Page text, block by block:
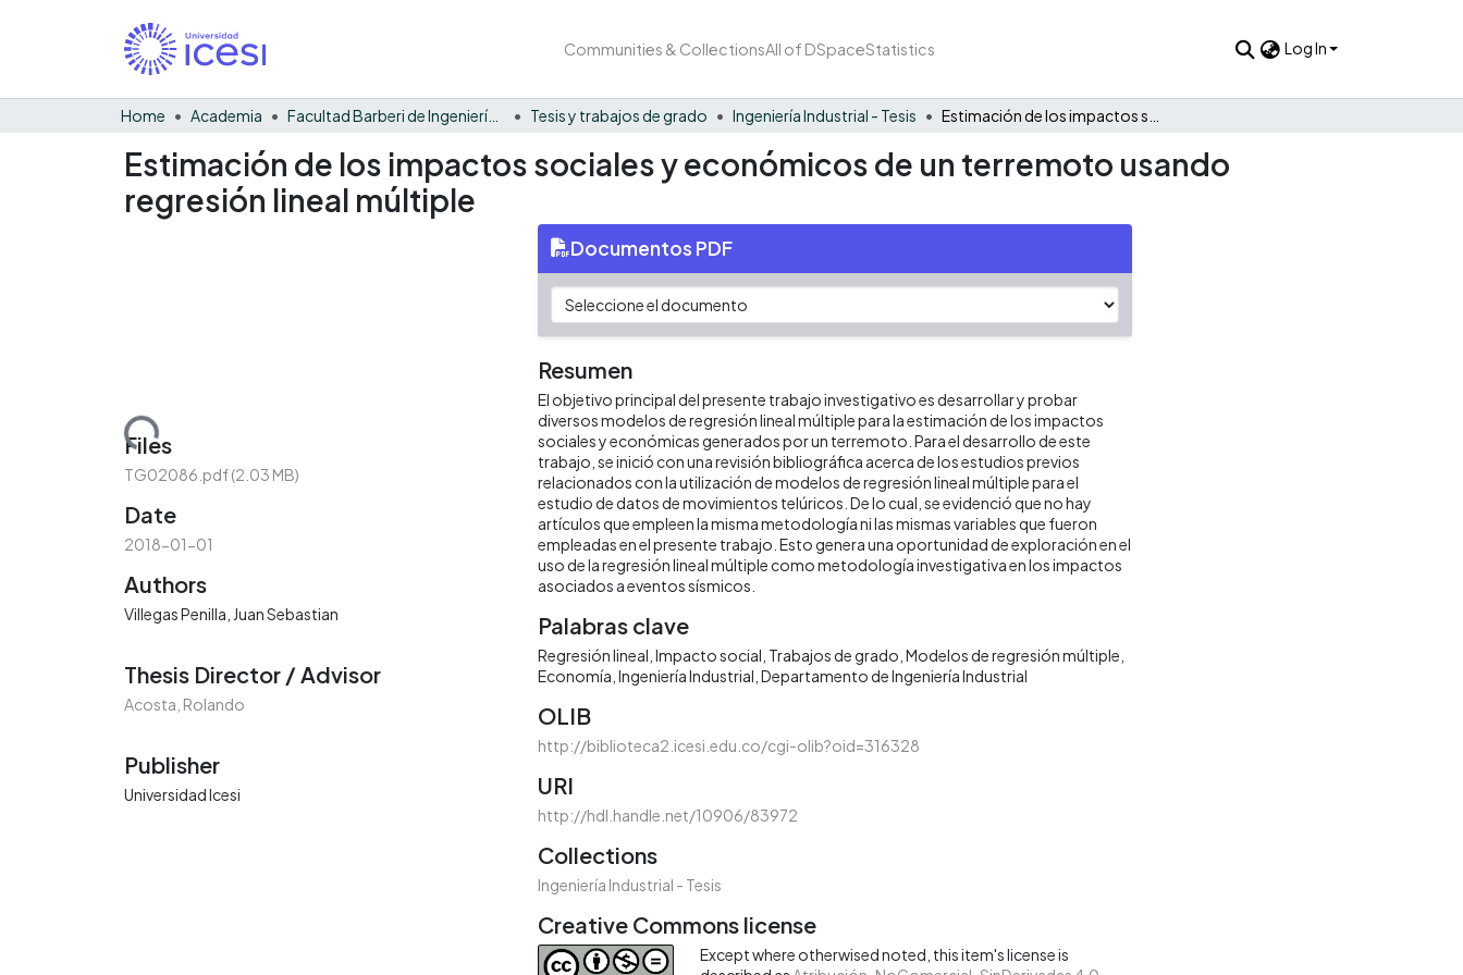
Communities & CollectionsAll of DSpaceStatistics Log In
Home Academia Facultad Barberi de Ingeniería, Diseño y Ciencias Aplicadas Tesis y trabajos de grado Ingeniería Industrial - Tesis
Estimación de los impactos sociales y económicos de un terremoto usando
regresión lineal múltiple
Loading...
Files
TG02086.pdf(2.03 MB)
Date
2018-01-01
Authors
Villegas Penilla, Juan Sebastian
Thesis Director / Advisor
Acosta, Rolando
Publisher
Universidad Icesi
Documentos PDF
Resumen
El objetivo principal del presente trabajo investigativo es desarrollar y probar
diversos modelos de regresión lineal múltiple para la estimación de los impactos
sociales y económicas generados por un terremoto. Para el desarrollo de este
trabajo, se inició con una revisión bibliográfica acerca de los estudios previos
relacionados con la utilización de modelos de regresión lineal múltiple para el
estudio de datos de movimientos telúricos. De lo cual, se evidenció que no hay
artículos que empleen la misma metodología ni las mismas variables que fueron
empleadas en el presente trabajo. Esto genera una oportunidad de exploración en el
uso de la regresión lineal múltiple como metodología investigativa en los impactos
asociados a eventos sísmicos.
Palabras clave
Regresión lineal Impacto social Trabajos de grado Modelos de regresión múltiple
Economía Ingeniería Industrial Departamento de Ingeniería Industrial
OLIB
http://biblioteca2.icesi.edu.co/cgi-olib?oid=316328
URI
http://hdl.handle.net/10906/83972
Collections
Ingeniería Industrial - Tesis
Creative Commons license
Except where otherwised noted, this item's license is